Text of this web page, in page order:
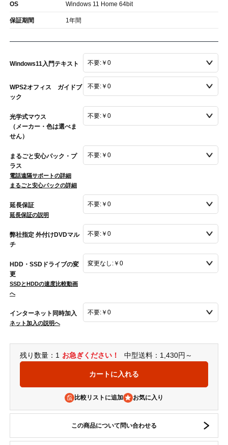
OS Windows 11 Home 64bit
保証期間 1年間
Windows11入門テキスト
WPS2オフィス ガイドブ
ック
光学式マウス
（メーカー・色は選べま
せん）
まるごと安心パック・プ
ラス
電話遠隔サポートの詳細
まるごと安心パックの詳細
延長保証
延長保証の説明
弊社指定 外付けDVDマル
チ
HDD・SSDドライブの変
更
SSDとHDDの速度比較動画
へ
インターネット同時加入
ネット加入の説明へ
残り数量：1 お急ぎください！ 中型送料：1,430円～
比較リストに追加
この商品について問い合わせる